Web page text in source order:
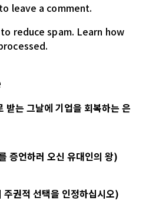
to leave a comment.
reduce spam. Learn how
는 그날에 기업을 회복하는 은
증언하러 오신 유대인의 왕)
권적 선택을 인정하십시오)